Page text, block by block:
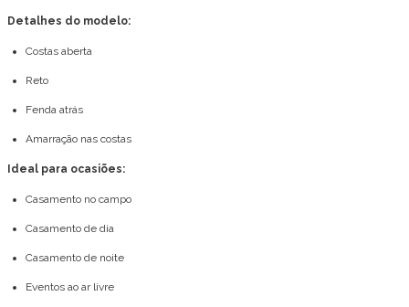
Detalhes do modelo:
Costas aberta
Reto
Fenda atrás
Amarração nas costas
Ideal para ocasiões:
Casamento no campo
Casamento de dia
Casamento de noite
Eventos ao ar livre